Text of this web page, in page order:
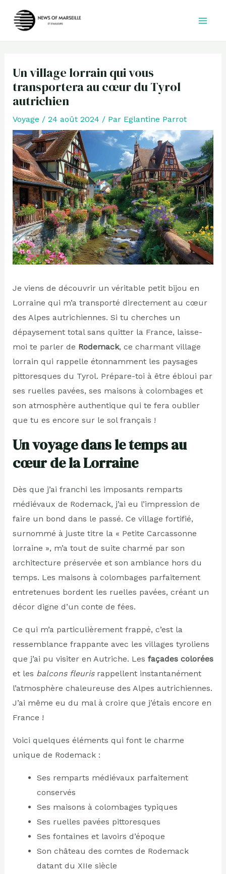
Un village lorrain qui vous
transportera au cœur du Tyrol
autrichien
Voyage / 24 août 2024 / Par Eglantine Parrot
Je viens de découvrir un véritable petit bijou en
Lorraine qui m’a transporté directement au cœur
des Alpes autrichiennes. Si tu cherches un
dépaysement total sans quitter la France, laisse-
moi te parler de Rodemack, ce charmant village
lorrain qui rappelle étonnamment les paysages
pittoresques du Tyrol. Prépare-toi à être ébloui par
ses ruelles pavées, ses maisons à colombages et
son atmosphère authentique qui te fera oublier
que tu es encore sur le sol français !
Un voyage dans le temps au
cœur de la Lorraine
Dès que j’ai franchi les imposants remparts
médiévaux de Rodemack, j’ai eu l’impression de
faire un bond dans le passé. Ce village fortifié,
surnommé à juste titre la « Petite Carcassonne
lorraine », m’a tout de suite charmé par son
architecture préservée et son ambiance hors du
temps. Les maisons à colombages parfaitement
entretenues bordent les ruelles pavées, créant un
décor digne d’un conte de fées.
Ce qui m’a particulièrement frappé, c’est la
ressemblance frappante avec les villages tyroliens
que j’ai pu visiter en Autriche. Les façades colorées
et les balcons fleurisrappellent instantanément
l’atmosphère chaleureuse des Alpes autrichiennes.
J’ai même eu du mal à croire que j’étais encore en
France !
Voici quelques éléments qui font le charme
unique de Rodemack :
Ses remparts médiévaux parfaitement
conservés
Ses maisons à colombages typiques
Ses ruelles pavées pittoresques
Ses fontaines et lavoirs d’époque
Son château des comtes de Rodemack
datant du XIIe siècle